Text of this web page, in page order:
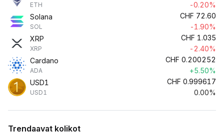
ETH
-0.20%
Solana
SOL
CHF 72.60
-1.90%
XRP
XRP
CHF 1.035
-2.40%
Cardano
ADA
CHF 0.200252
+5.50%
USD1
USD1
CHF 0.999617
0.00%
Trendaavat kolikot